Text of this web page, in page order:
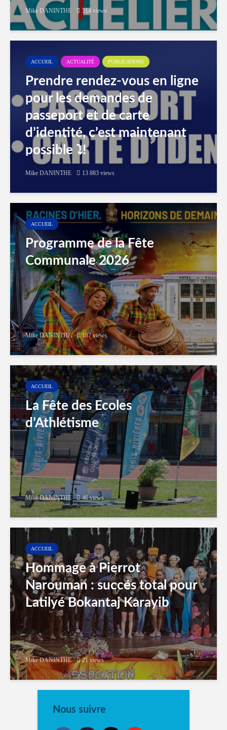
Mike DANINTHE 514 views
ACCUEIL ACTUALITÉ PUBLICATIONS
Prendre rendez-vous en ligne
pour les demandes de
passeport et de carte
d’identité, c’est maintenant
possible ⤵️!
Mike DANINTHE 13 883 views
ACCUEIL
Programme de la Fête
Communale 2026
Mike DANINTHE 187 views
ACCUEIL
La Fête des Ecoles
d’Athlétisme
Mike DANINTHE 46 views
ACCUEIL
Hommage à Pierrot
Narouman : succés total pour
Latilyé Bokantaj Karayib
Mike DANINTHE 21 views
Nous suivre